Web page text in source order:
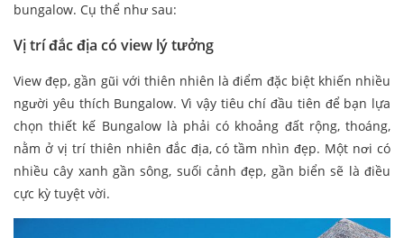
bungalow. Cụ thể như sau:
Vị trí đắc địa có view lý tưởng
View đẹp, gần gũi với thiên nhiên là điểm đặc biệt khiến nhiều
người yêu thích Bungalow. Vì vậy tiêu chí đầu tiên để bạn lựa
chọn thiết kế Bungalow là phải có khoảng đất rộng, thoáng,
nằm ở vị trí thiên nhiên đắc địa, có tầm nhìn đẹp. Một nơi có
nhiều cây xanh gần sông, suối cảnh đẹp, gần biển sẽ là điều
cực kỳ tuyệt vời.